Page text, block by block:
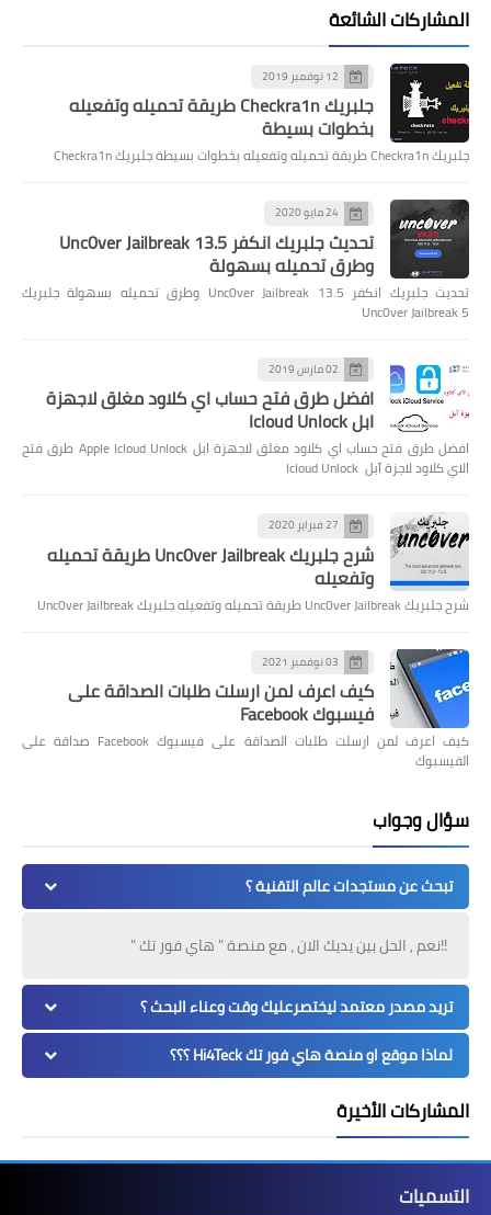
المشاركات الشائعة
12 نوفمبر 2019
جلبريك Checkra1n طريقة تحميله وتفعيله
بخطوات بسيطة
جلبريك Checkra1n طريقة تحميله وتفعيله بخطوات بسيطة جلبريك Checkra1n
24 مايو 2020
تحديث جلبريك انكفر Unc0ver Jailbreak 13.5
وطرق تحميله بسهولة
تحديث جلبريك انكفر Unc0ver Jailbreak 13.5 وطرق تحميله بسهولة جلبريك
Unc0ver Jailbreak 5
02 مارس 2019
افضل طرق فتح حساب اي كلاود مغلق لاجهزة
ابل Icloud Unlock
افضل طرق فتح حساب اي كلاود مغلق لاجهزة ابل Apple Icloud Unlock طرق فتح
الاي كلاود لاجزة آبل Icloud Unlock
27 فبراير 2020
شرح جلبريك Unc0ver Jailbreak طريقة تحميله
وتفعيله
شرح جلبريك Unc0ver Jailbreak طريقة تحميله وتفعيله جلبريك Unc0ver Jailbreak
03 نوفمبر 2021
كيف اعرف لمن ارسلت طلبات الصداقة على
فيسبوك Facebook
كيف اعرف لمن ارسلت طلبات الصداقة على فيسبوك Facebook صداقة على
الفيسبوك
سؤال وجواب
تبحث عن مستجدات عالم التقنية ؟
!!نعم , الحل بين يديك الان ، مع منصة " هاي فور تك "
تريد مصدر معتمد ليختصرعليك وقت وعناء البحث ؟
لماذا موقع او منصة هاي فور تك Hi4Teck ؟؟؟
المشاركات الأخيرة
التسميات